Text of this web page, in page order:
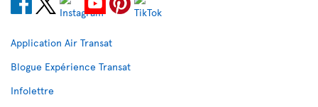
Application Air Transat
Blogue Expérience Transat
Infolettre